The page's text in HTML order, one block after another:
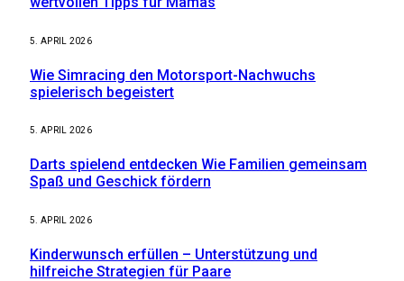
5. APRIL 2026
Wie Simracing den Motorsport-Nachwuchs
spielerisch begeistert
5. APRIL 2026
Darts spielend entdecken Wie Familien gemeinsam
Spaß und Geschick fördern
5. APRIL 2026
Kinderwunsch erfüllen – Unterstützung und
hilfreiche Strategien für Paare